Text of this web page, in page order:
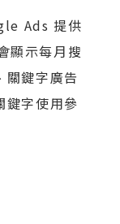
Ads 提供
顯示每月搜
關鍵字廣告
鍵字使用參